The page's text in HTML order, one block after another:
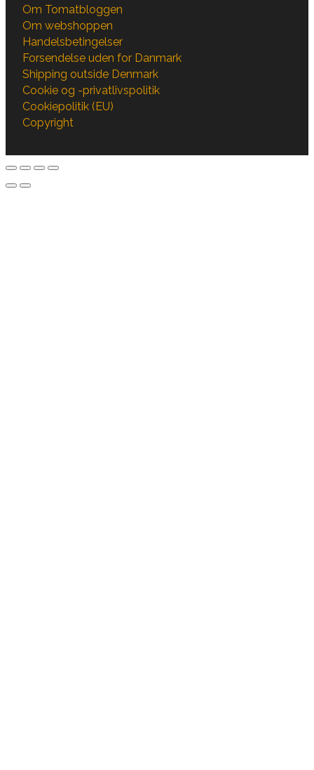
Om Tomatbloggen
Om webshoppen
Handelsbetingelser
Forsendelse uden for Danmark
Shipping outside Denmark
Cookie og -privatlivspolitik
Cookiepolitik (EU)
Copyright